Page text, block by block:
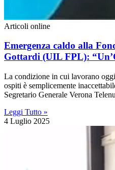
Articoli online
Emergenza caldo alla
Gottardi (UIL FPL):
La condizione in cui lavorano
ospiti è semplicemente
Segretario Generale Verona
Leggi Tutto »
4 Luglio 2025